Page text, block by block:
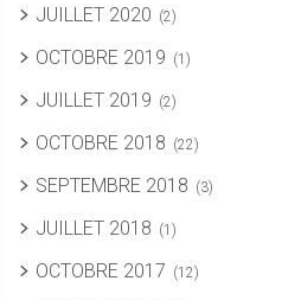
JUILLET 2020 (2)
OCTOBRE 2019 (1)
JUILLET 2019 (2)
OCTOBRE 2018 (22)
SEPTEMBRE 2018 (3)
JUILLET 2018 (1)
OCTOBRE 2017 (12)